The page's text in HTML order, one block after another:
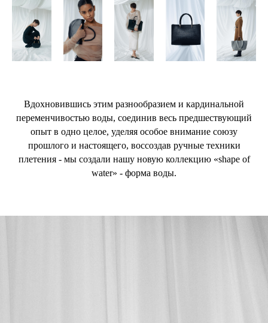
Вдохновившись этим разнообразием и кардинальной
переменчивостью воды, соединив весь предшествующий
опыт в одно целое, уделяя особое внимание союзу
прошлого и настоящего, воссоздав ручные техники
плетения - мы создали нашу новую коллекцию «shape of
water» - форма воды.